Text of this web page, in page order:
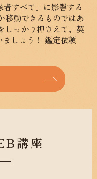
すべて」に影響する
移動できるものではあ
しっかり押さえて、契
しょう！ 鑑定依頼
講座